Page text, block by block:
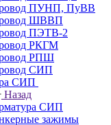
ПУНП, ПуВВ
ШВВП
ПЭТВ-2
РКГМ
РПШ
СИП
СИП
Назад
СИП
зажимы